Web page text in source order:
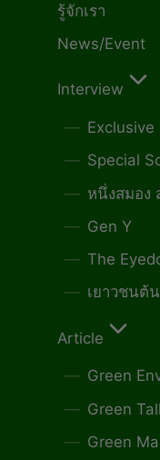
รู้จักเรา
News/Event
Interview
Special
หนึ่งสมอง
Gen Y
The
เยาวชนต้
Article
Green
Green
Green